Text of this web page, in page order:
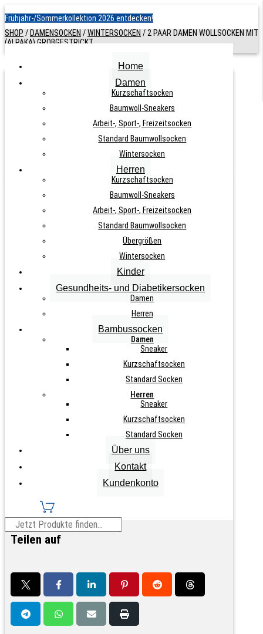
Frühjahr-/Sommerkollektion 2026 entdecken!
Home
Damen
Kurzschaftsocken
Baumwoll-Sneakers
Arbeit-, Sport-, Freizeitsocken
Standard Baumwollsocken
Wintersocken
Herren
Kurzschaftsocken
Baumwoll-Sneakers
Arbeit-, Sport-, Freizeitsocken
Standard Baumwollsocken
Übergrößen
Wintersocken
Kinder
Gesundheits- und Diabetikersocken
Damen
Herren
Bambussocken
Damen
Sneaker
Kurzschaftsocken
Standard Socken
Herren
Sneaker
Kurzschaftsocken
Standard Socken
Über uns
Kontakt
Kundenkonto
SHOP / DAMENSOCKEN /WINTERSOCKEN / 2 PAAR DAMEN WOLLSOCKEN MIT
(ALPAKA) GROBGESTRICKT
2 PAAR DAMEN WOLLSOCKEN MIT
(ALPAKA) GROBGESTRICKT
14,90
inkl. MwSt., zzgl.
Zurücksetzen
Damen
Wollsocken
IN DEN WARENKORB
Info zu diesem Artikel
dickgestrickt
wohlig wärmend
Teilen auf